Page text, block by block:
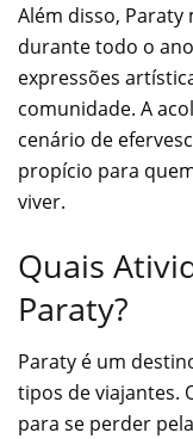
Além disso,
durante todo o
expressões
comunidade. A
cenário de
propício para
viver.
Quais
Paraty?
Paraty é um
tipos de viajantes.
para se perder